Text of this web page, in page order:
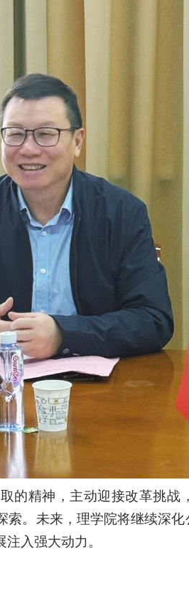
的精神，主动迎接改革挑战
。未来，理学院将继续深
入强大动力。